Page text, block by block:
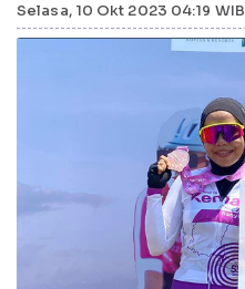
Selasa, 10 Okt 2023 04:19 WIB